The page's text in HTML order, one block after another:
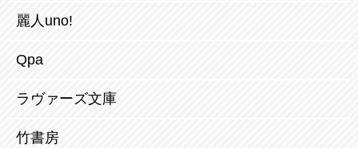
麗人uno!
Qpa
ラヴァーズ文庫
竹書房